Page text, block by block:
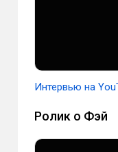
Интервью на
Ролик о Фэй